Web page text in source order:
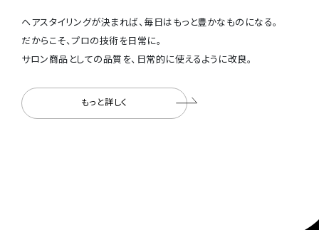
ヘアスタイリングが決まれば、毎⽇はもっと豊かなものになる。
だからこそ、プロの技術を⽇常に。
サロン商品としての品質を、⽇常的に使えるように改良。
もっと詳しく